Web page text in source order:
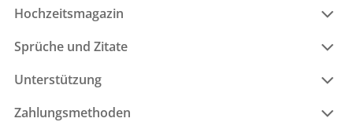
Hochzeitsmagazin
Sprüche und Zitate
Unterstützung
Zahlungsmethoden